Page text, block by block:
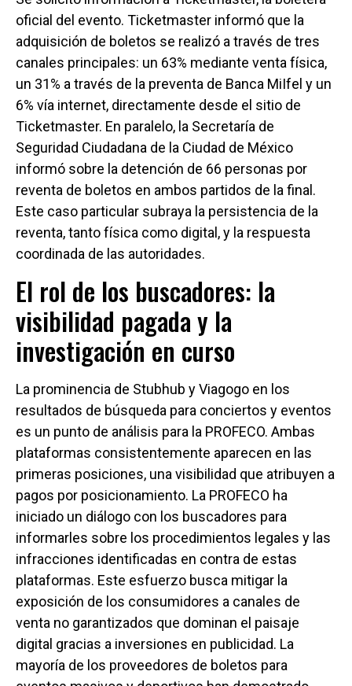
oficial del evento. Ticketmaster informó que la
adquisición de boletos se realizó a través de tres
canales principales: un 63% mediante venta física,
un 31% a través de la preventa de Banca MiIfel y un
6% vía internet, directamente desde el sitio de
Ticketmaster. En paralelo, la Secretaría de
Seguridad Ciudadana de la Ciudad de México
informó sobre la detención de 66 personas por
reventa de boletos en ambos partidos de la final.
Este caso particular subraya la persistencia de la
reventa, tanto física como digital, y la respuesta
coordinada de las autoridades.
El rol de los buscadores: la
visibilidad pagada y la
investigación en curso
La prominencia de Stubhub y Viagogo en los
resultados de búsqueda para conciertos y eventos
es un punto de análisis para la PROFECO. Ambas
plataformas consistentemente aparecen en las
primeras posiciones, una visibilidad que atribuyen a
pagos por posicionamiento. La PROFECO ha
iniciado un diálogo con los buscadores para
informarles sobre los procedimientos legales y las
infracciones identificadas en contra de estas
plataformas. Este esfuerzo busca mitigar la
exposición de los consumidores a canales de
venta no garantizados que dominan el paisaje
digital gracias a inversiones en publicidad. La
mayoría de los proveedores de boletos para